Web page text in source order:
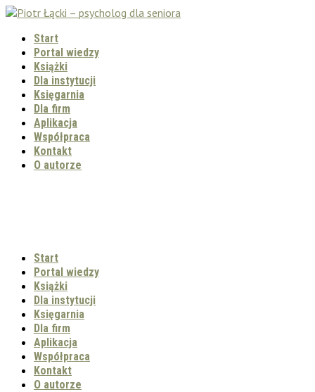
Start
Portal wiedzy
Książki
Dla instytucji
Księgarnia
Dla firm
Aplikacja
Współpraca
Kontakt
O autorze
Start
Portal wiedzy
Książki
Dla instytucji
Księgarnia
Dla firm
Aplikacja
Współpraca
Kontakt
O autorze